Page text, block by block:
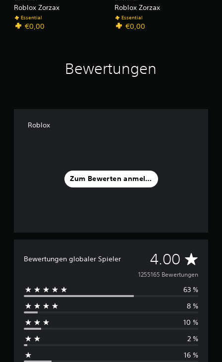
Roblox Zorzax
Essential
€0,00
Roblox Zorzax
Essential
€0,00
Bewertungen
Roblox
Zum Bewerten anmelden
Bewertungen globaler Spieler 4.00 D
u
r
c
s
1255165 Bewertungen
63 %
8 %
10 %
2 %
16 %